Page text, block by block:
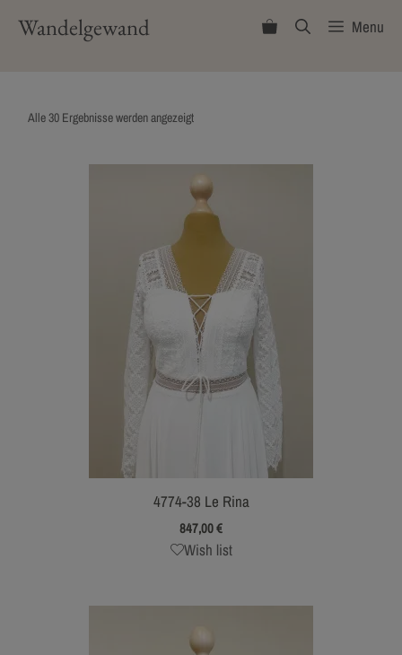
Wandelgewand Menu
Alle 30 Ergebnisse werden angezeigtNach
4774-38 Le Rina
847,00€
Wish list